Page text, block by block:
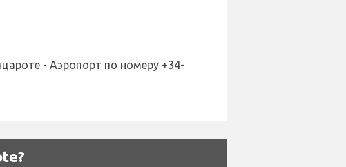
- Аэропорт по номеру +34-